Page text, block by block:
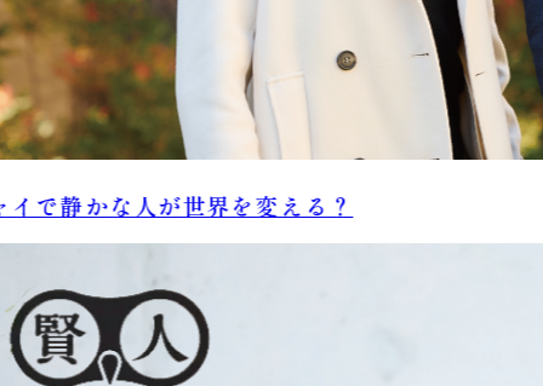
静かな人が世界を変える？